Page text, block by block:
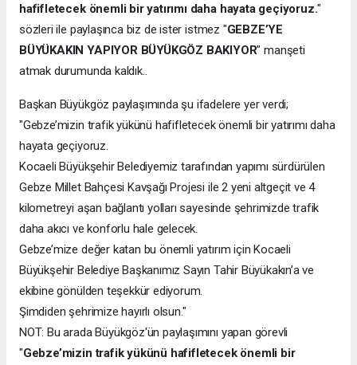
hafifletecek önemli bir yatırımı daha hayata geçiyoruz."
sözleri ile paylaşınca biz de ister istmez "GEBZE’YE
BÜYÜKAKIN YAPIYOR BÜYÜKGÖZ BAKIYOR" manşeti
atmak durumunda kaldık..
Başkan Büyükgöz paylaşımında şu ifadelere yer verdi;
"Gebze’mizin trafik yükünü hafifletecek önemli bir yatırımı daha
hayata geçiyoruz.
Kocaeli Büyükşehir Belediyemiz tarafından yapımı sürdürülen
Gebze Millet Bahçesi Kavşağı Projesi ile 2 yeni altgeçit ve 4
kilometreyi aşan bağlantı yolları sayesinde şehrimizde trafik
daha akıcı ve konforlu hale gelecek.
Gebze’mize değer katan bu önemli yatırım için Kocaeli
Büyükşehir Belediye Başkanımız Sayın Tahir Büyükakın’a ve
ekibine gönülden teşekkür ediyorum.
Şimdiden şehrimize hayırlı olsun."
NOT: Bu arada Büyükgöz'ün paylaşımını yapan görevli
"Gebze’mizin trafik yükünü hafifletecek önemli bir